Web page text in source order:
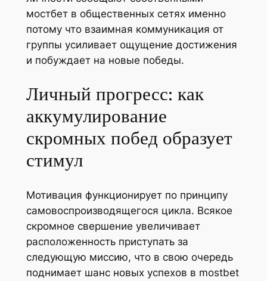
мостбет в общественных сетях именно
потому что взаимная коммуникация от
группы усиливает ощущение достижения
и побуждает на новые победы.
Личный прогресс: как
аккумулирование
скромных побед образует
стимул
Мотивация функционирует по принципу
самовоспроизводящегося цикла. Всякое
скромное свершение увеличивает
расположенность приступать за
следующую миссию, что в свою очередь
поднимает шанс новых успехов в mostbet